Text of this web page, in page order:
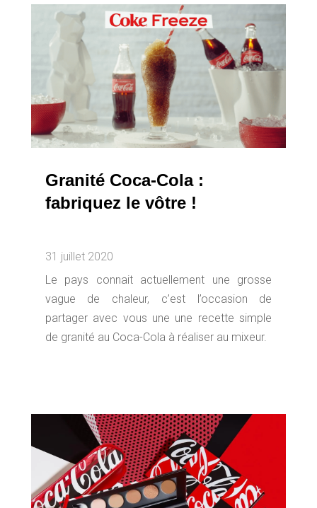
Granité Coca-Cola :
fabriquez le vôtre !
31 juillet 2020
Le pays connait actuellement une grosse
vague de chaleur, c’est l’occasion de
partager avec vous une une recette simple
de granité au Coca-Cola à réaliser au mixeur.